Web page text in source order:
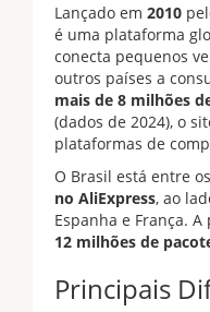
Lançado em 2010
é uma plataforma
conecta pequenos
outros países a
mais de 8 milhões
(dados de 2024), o
plataformas de
O Brasil está entre os
no AliExpress, ao
Espanha e França.
12 milhões de
Principais